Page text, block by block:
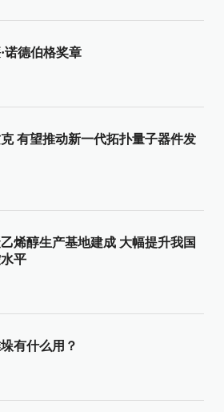
诺德伯格奖章
有望推动新一代拓扑量子器件发
烯醇生产基地建成 大幅提升我国
平
有什么用？